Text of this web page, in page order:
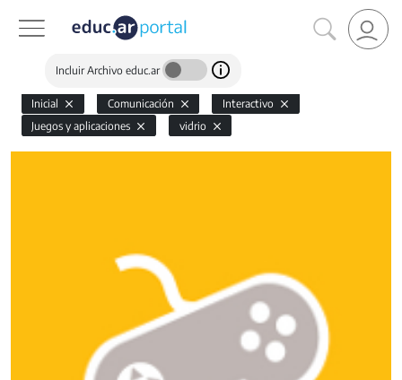
Incluir Archivo educ.ar
Inicial Comunicación
Interactivo
Juegos y aplicaciones
vidrio